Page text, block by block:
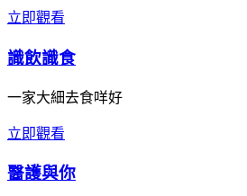
立即觀看
識飲識食
一家大細去食咩好
立即觀看
醫護與你